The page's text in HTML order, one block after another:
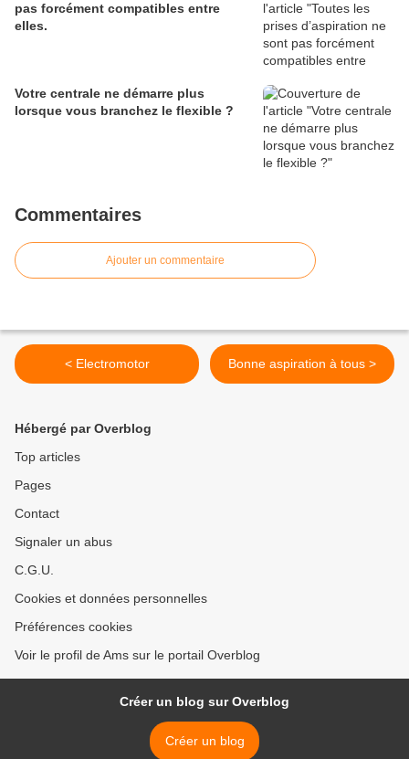
pas forcément compatibles entre
elles.
Votre centrale ne démarre plus
lorsque vous branchez le flexible ?
Commentaires
Ajouter un commentaire
< Electromotor Bonne aspiration à tous >
Hébergé par Overblog
Top articles
Pages
Contact
Signaler un abus
C.G.U.
Cookies et données personnelles
Préférences cookies
Voir le profil de Ams sur le portail Overblog
Créer un blog sur Overblog
Créer un blog